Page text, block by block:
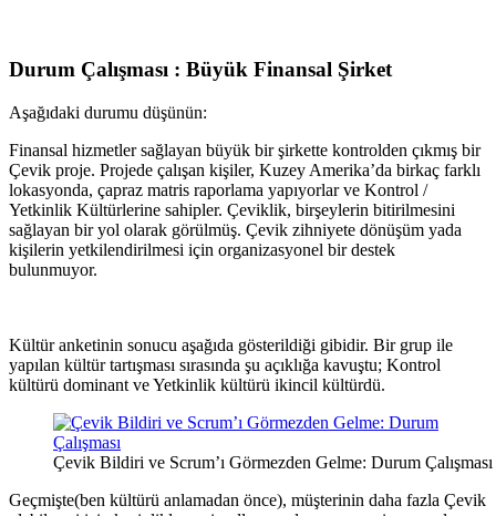
Durum Çalışması : Büyük Finansal Şirket
Aşağıdaki durumu düşünün:
Finansal hizmetler sağlayan büyük bir şirkette kontrolden çıkmış bir
Çevik proje. Projede çalışan kişiler, Kuzey Amerika’da birkaç farklı
lokasyonda, çapraz matris raporlama yapıyorlar ve Kontrol /
Yetkinlik Kültürlerine sahipler. Çeviklik, birşeylerin bitirilmesini
sağlayan bir yol olarak görülmüş. Çevik zihniyete dönüşüm yada
kişilerin yetkilendirilmesi için organizasyonel bir destek
bulunmuyor.
Kültür anketinin sonucu aşağıda gösterildiği gibidir. Bir grup ile
yapılan kültür tartışması sırasında şu açıklığa kavuştu; Kontrol
kültürü dominant ve Yetkinlik kültürü ikincil kültürdü.
Çevik Bildiri ve Scrum’ı Görmezden Gelme: Durum Çalışması
Geçmişte(ben kültürü anlamadan önce), müşterinin daha fazla Çevik